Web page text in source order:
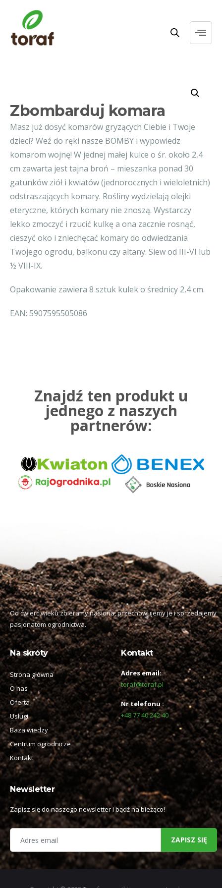
Zbombarduj komara
Masz już dosyć komarów gryzących Ciebie i Twoje
dzieci? Weź do ręki nasze BOMBY i wypowiedz
komarom wojnę! W jednej małej kulce o śr. około 2,4
cm zawarta jest tajna broń – mieszanka ponad 30
gatunków ziół i kwiatów (jednorocznych i wieloletnich)
odstraszających komary. Rośliny wydzielają olejki
eteryczne, których komary nie znoszą. Wystarczy
lekko zmoczyć i rzucić kulkę a ona zacznie rosnąć,
cieszyć oko i zniechęcać komary do odwiedzania
Twojego ogrodu, balkonu czy altany. Siew od III-VI lub
½ VIII-IX.
Opakowanie zawiera 8 sztuk kulek o średnicy 2,4 cm.
EAN: 5907595505086
Znajdź ten produkt u
jednego z naszych
partnerów:
Od ćwierć wieku zbieramy nasiona, przechowujemy je i sprzedajemy
pasjonatom ogrodnictwa.
Na skróty
Strona główna
O nas
Oferta
Usługi
Baza wiedzy
Centrum ogrodnicze
Kontakt
Kontakt
Adres email:
toraf@toraf.pl
Nr telefonu :
+48 77 40 242 40
Newsletter
Zapisz się do naszego newsletter i bądź na bieżąco!
ZAPISZ SIĘ